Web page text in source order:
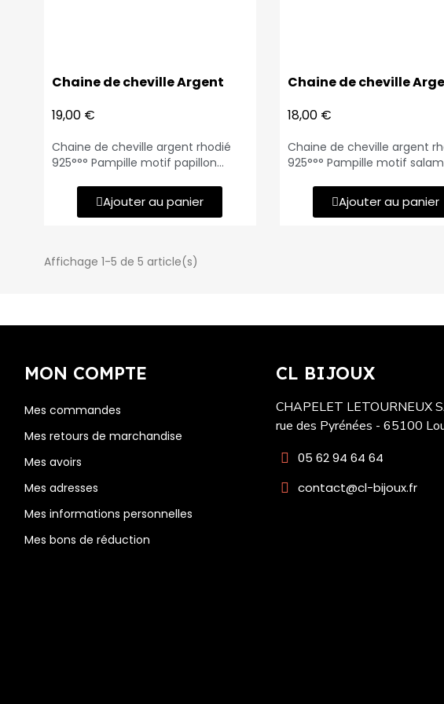
Chaine de cheville Argent
19,00 €
Chaine de cheville argent rhodié
925°°° Pampille motif papillon
10 mm Longueur : 25 cm et anneau
de raccourcissement à 23 cm
Ajouter au panier
Chaine de cheville
18,00 €
Chaine de cheville argent
925°°° Pampille motif
: 25 cm et anneau de
raccourcissement à 23 cm
Ajouter au panier
Affichage 1-5 de 5 article(s)
MON COMPTE
Mes commandes
Mes retours de marchandise
Mes avoirs
Mes adresses
Mes informations personnelles
Mes bons de réduction
CL BIJOUX
CHAPELET LETOURNEUX
rue des Pyrénées - 65100
05 62 94 64 64
contact@cl-bijoux.fr